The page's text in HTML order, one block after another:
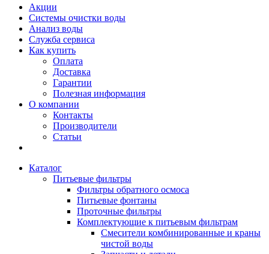
Акции
Системы очистки воды
Анализ воды
Служба сервиса
Как купить
Оплата
Доставка
Гарантии
Полезная информация
О компании
Контакты
Производители
Статьи
Каталог
Питьевые фильтры
Фильтры обратного осмоса
Питьевые фонтаны
Проточные фильтры
Комплектующие к питьевым фильтрам
Смесители комбинированные и краны
чистой воды